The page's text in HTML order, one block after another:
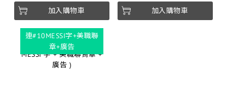
加入購物車 加入購物車
連#10MESSI字+美職聯
章+廣告